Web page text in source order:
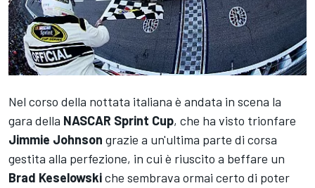
Nel corso della nottata italiana è andata in scena la
gara della NASCAR Sprint Cup, che ha visto trionfare
Jimmie Johnson grazie a un'ultima parte di corsa
gestita alla perfezione, in cui è riuscito a beffare un
Brad Keselowskiche sembrava ormai certo di poter